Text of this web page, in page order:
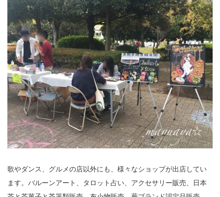
歌やダンス、グルメの店以外にも、様々なショップが出店してい
ます。バルーンアート、タロット占い、アクセサリー販売、日本